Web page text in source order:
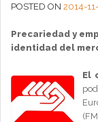
POSTED ON 2014-
Precariedad y
identidad del
El